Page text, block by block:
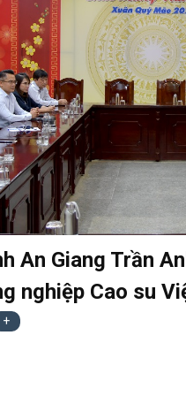
An Giang Trần
nghiệp Cao su
+